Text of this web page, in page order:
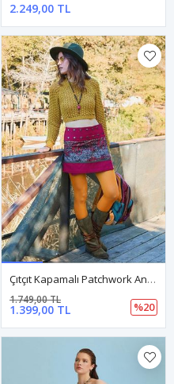
2.249,00 TL
Çıtçıt Kapamalı Patchwork Anvelop Yeşil Etnik Etek
1.399,00 TL
1.749,00 TL
%20